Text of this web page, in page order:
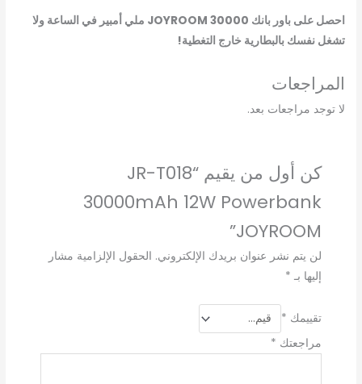
احصل على باور بانك JOYROOM 30000 ملي أمبير في الساعة ولا
تشغل نفسك بالبطارية خارج التغطية!
المراجعات
لا توجد مراجعات بعد.
كن أول من يقيم “JR-T018
30000mAh 12W Powerbank
JOYROOM”
لن يتم نشر عنوان بريدك الإلكتروني. الحقول الإلزامية مشار
إليها بـ *
تقييمك *
مراجعتك *